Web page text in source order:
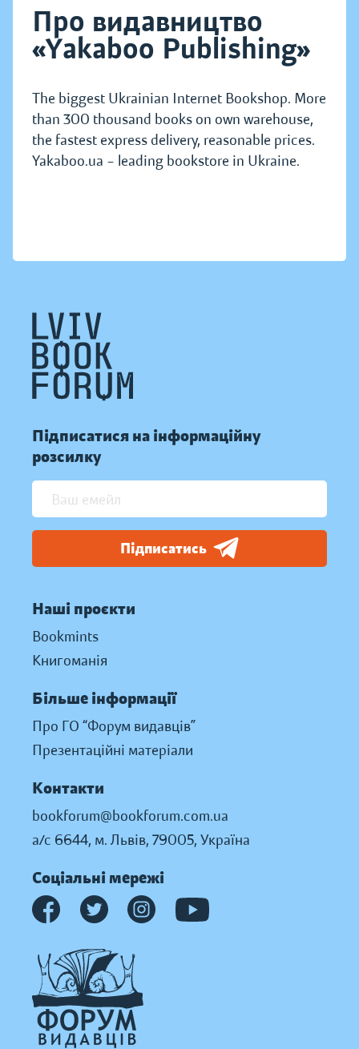
Про видавництво
«Yakaboo Publishing»
The biggest Ukrainian Internet Bookshop. More
than 300 thousand books on own warehouse,
the fastest express delivery, reasonable prices.
Yakaboo.ua – leading bookstore in Ukraine.
Підписатися на інформаційну
розсилку
Підписатись
Наші проєкти
Bookmints
Книгоманія
Більше інформації
Про ГО “Форум видавців”
Презентаційні матеріали
Контакти
bookforum@bookforum.com.ua
а/с 6644, м. Львів, 79005, Україна
Соціальні мережі